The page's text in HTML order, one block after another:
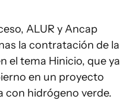
ALUR y Ancap
la contratación de la
el tema Hinicio, que ya
en un proyecto
con hidrógeno verde.